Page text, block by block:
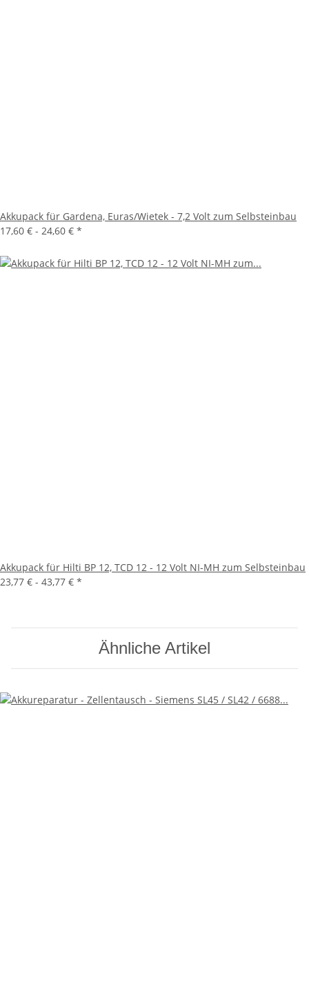
Akkupack für Gardena, Euras/Wietek - 7,2 Volt zum Selbsteinbau
17,60 € - 24,60 € *
Akkupack für Hilti BP 12, TCD 12 - 12 Volt NI-MH zum Selbsteinbau
23,77 € - 43,77 € *
Ähnliche Artikel